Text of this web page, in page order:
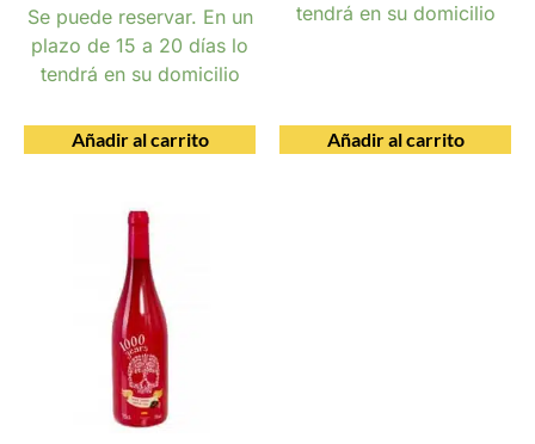
Se puede reservar. En un
plazo de 15 a 20 días lo
tendrá en su domicilio
Añadir al carrito
tendrá en su domicilio
Añadir al carrito